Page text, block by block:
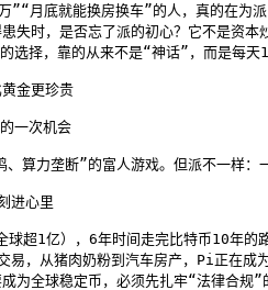
月底就能换房换车”的人，真的在为
失时，是否忘了派的初心？它不是资
选择，靠的从来不是“神话”，而是每
金更珍贵
一次机会
、算力垄断”的富人游戏。但派不一样
进心里
超1亿），6年时间走完比特币10年的
，从猪肉奶粉到汽车房产，Pi正在成
为全球稳定币，必须先扎牢“法律合规